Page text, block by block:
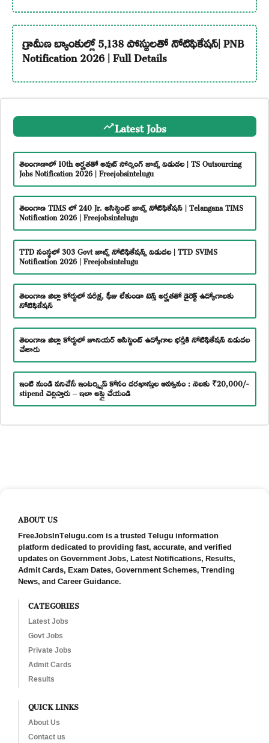
గ్రామీణ బ్యాంకుల్లో 5,138 పోస్టులతో నోటిఫికేషన్| PNB
Notification 2026 | Full Details
Latest Jobs
తెలంగాణాలో 10th అర్హతతో అవుట్ సోర్సింగ్ జాబ్స్ విడుదల | TS Outsourcing
Jobs Notification 2026 | Freejobsintelugu
తెలంగాణ TIMS లో 240 Jr. అసిస్టెంట్ జాబ్స్ నోటిఫికేషన్ | Telangana TIMS
Notification 2026 | Freejobsintelugu
TTD సంస్థలో 303 Govt జాబ్స్ నోటిఫికేషన్స్ విడుదల | TTD SVIMS
Notification 2026 | Freejobsintelugu
తెలంగాణ జిల్లా కోర్టులో పరీక్ష, ఫీజు లేకుండా టెన్త్ అర్హతతో డైరెక్ట్ ఉద్యోగాలకు
నోటిఫికేషన్
తెలంగాణ జిల్లా కోర్టులో జూనియర్ అసిస్టెంట్ ఉద్యోగాల భర్తీకి నోటిఫికేషన్ విడుదల
చేశారు
ఇంటి నుండి పనిచేసే ఇంటర్న్షిప్ కోసం దరఖాస్తుల ఆహ్వానం : నెలకు ₹20,000/-
stipend చెల్లిస్తారు – ఇలా అప్లై చేయండి
ABOUT US
FreeJobsInTelugu.com is a trusted Telugu information
platform dedicated to providing fast, accurate, and verified
updates on Government Jobs, Latest Notifications, Results,
Admit Cards, Exam Dates, Government Schemes, Trending
News, and Career Guidance.
CATEGORIES
Latest Jobs
Govt Jobs
Private Jobs
Admit Cards
Results
QUICK LINKS
About Us
Contact us